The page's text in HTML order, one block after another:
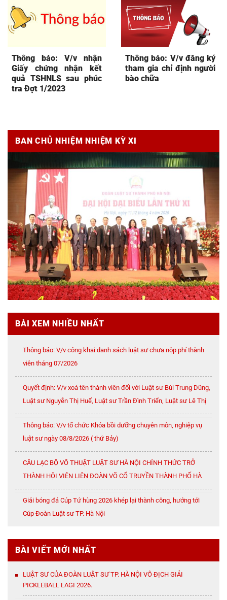
Thông báo: V/v nhận
Giấy chứng nhận kết
quả TSHNLS sau phúc
tra Đợt 1/2023
Thông báo: V/v đăng ký
tham gia chỉ định người
bào chữa
BAN CHỦ NHIỆM NHIỆM KỲ XI
BÀI XEM NHIỀU NHẤT
Thông báo: V/v công khai danh sách luật sư chưa nộp phí thành
viên tháng 07/2026
Quyết định: V/v xoá tên thành viên đối với Luật sư Bùi Trung Dũng,
Luật sư Nguyễn Thị Huế, Luật sư Trần Đình Triển, Luật sư Lê Thị
Oanh
Thông báo: V/v tổ chức Khóa bồi dưỡng chuyên môn, nghiệp vụ
luật sư ngày 08/8/2026 ( thứ Bảy)
CÂU LẠC BỘ VÕ THUẬT LUẬT SƯ HÀ NỘI CHÍNH THỨC TRỞ
THÀNH HỘI VIÊN LIÊN ĐOÀN VÕ CỔ TRUYỀN THÀNH PHỐ HÀ
NỘI
Giải bóng đá Cúp Tứ hùng 2026 khép lại thành công, hướng tới
Cúp Đoàn Luật sư TP. Hà Nội
BÀI VIẾT MỚI NHẤT
LUẬT SƯ CỦA ĐOÀN LUẬT SƯ TP. HÀ NỘI VÔ ĐỊCH GIẢI
PICKLEBALL LAGI 2026.